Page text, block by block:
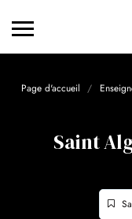
Page d'accueil
Saint